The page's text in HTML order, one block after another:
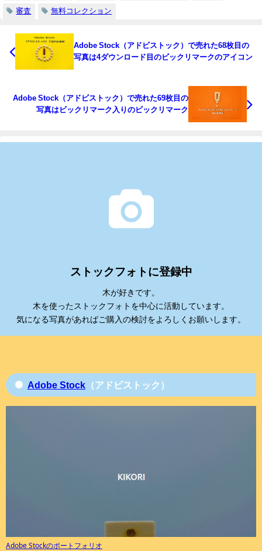
審査 無料コレクション
Adobe Stock（アドビストック）で売れた68枚目の
写真は4ダウンロード目のビックリマークのアイコン
Adobe Stock（アドビストック）で売れた69枚目の
写真はビックリマーク入りのビックリマーク
ストックフォトに登録中
木が好きです。
木を使ったストックフォトを中心に活動しています。
気になる写真があればご購入の検討をよろしくお願いします。
Adobe Stock（アドビストック）
Adobe Stockのポートフォリオ